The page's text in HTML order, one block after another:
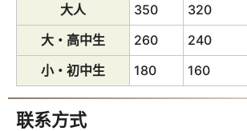
大人
350
320
大・高中生
260
240
小・初中生
180 160
联系方式